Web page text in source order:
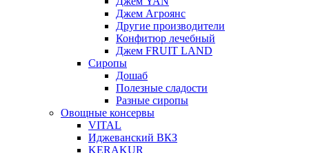
Джем Агроянс
Другие производители
Конфитюр лечебный
Джем FRUIT LAND
Сиропы
Дошаб
Полезные сладости
Разные сиропы
Овощные консервы
VITAL
Иджеванский ВКЗ
KERAKUR